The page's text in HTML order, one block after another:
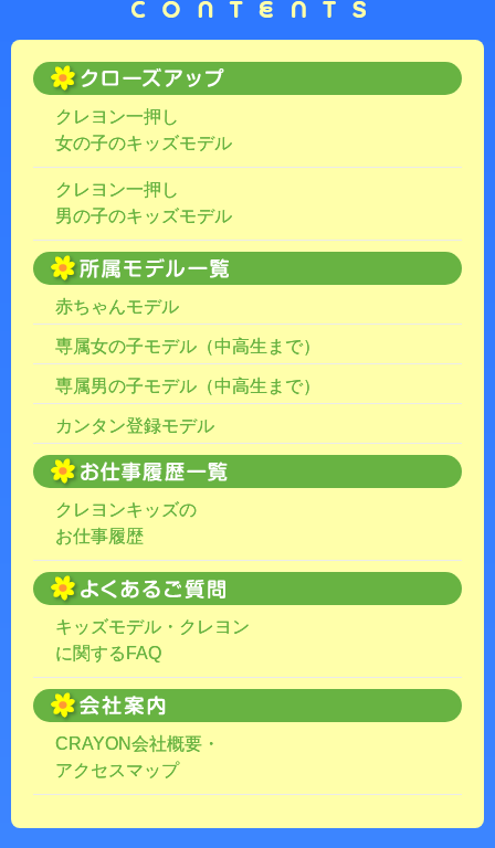
クレヨン一押し
女の子のキッズモデル
クレヨン一押し
男の子のキッズモデル
赤ちゃんモデル
専属女の子モデル（中高生まで）
専属男の子モデル（中高生まで）
カンタン登録モデル
クレヨンキッズの
お仕事履歴
キッズモデル・クレヨン
に関するFAQ
CRAYON会社概要・
アクセスマップ